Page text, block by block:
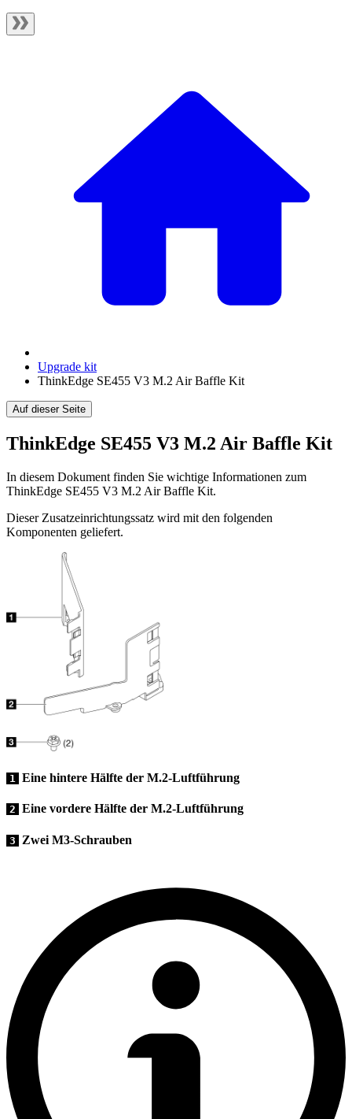
Upgrade kit
ThinkEdge SE455 V3 M.2 Air Baffle Kit
Auf dieser Seite
ThinkEdge SE455 V3 M.2 Air Baffle Kit
In diesem Dokument finden Sie wichtige Informationen zum
ThinkEdge SE455 V3 M.2 Air Baffle Kit.
Dieser Zusatzeinrichtungssatz wird mit den folgenden
Komponenten geliefert.
1 Eine hintere Hälfte der M.2-Luftführung
2 Eine vordere Hälfte der M.2-Luftführung
3 Zwei M3-Schrauben